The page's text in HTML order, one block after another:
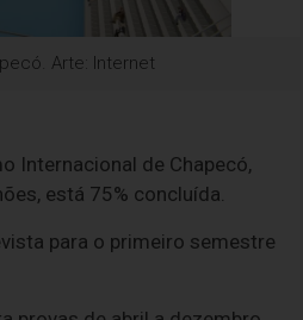
Arte: Internet
Internacional de Chapecó,
está 75% concluída.
para o primeiro semestre